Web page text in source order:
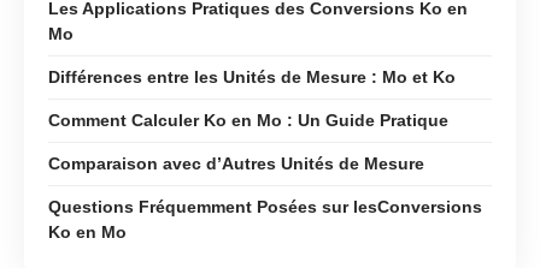
Les Applications Pratiques des Conversions Ko en
Mo
Différences entre les Unités de Mesure : Mo et Ko
Comment Calculer Ko en Mo : Un Guide Pratique
Comparaison avec d’Autres Unités de Mesure
Questions Fréquemment Posées sur lesConversions
Ko en Mo